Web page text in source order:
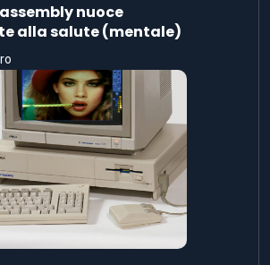
nuoce
alla salute (mentale)